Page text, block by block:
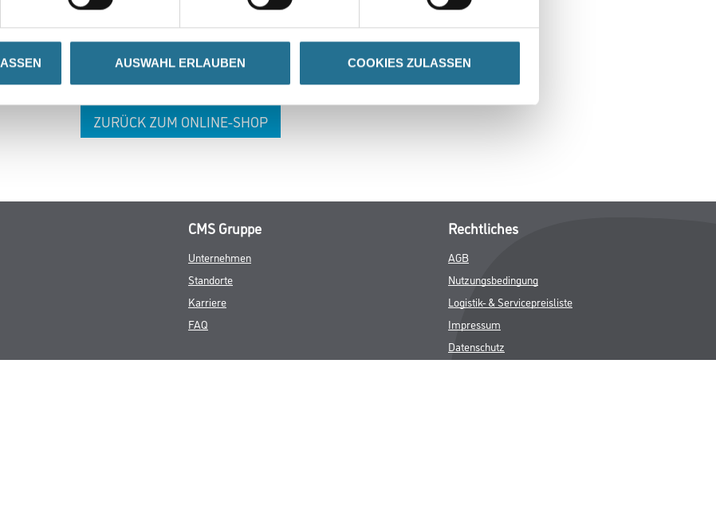
AUSWAHL ERLAUBEN COOKIES ZULASSEN
in der Zwischenzeit unseren Online-Shop und lassen Sie sich inspirieren.
ZURÜCK ZUM ONLINE-SHOP
CMS Gruppe
Unternehmen
Standorte
Karriere
FAQ
Rechtliches
AGB
Nutzungsbedingung
Logistik- & Servicepreisliste
Impressum
Datenschutz